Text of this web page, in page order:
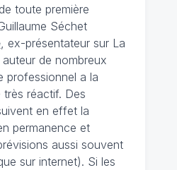
toute première
Séchet
, ex-présentateur sur La
de nombreux
professionnel a la
très réactif. Des
en effet la
permanence et
aussi souvent
sur internet). Si les